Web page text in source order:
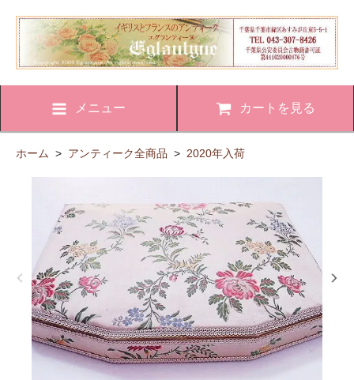
メニュー カートを見る
ホーム > アンティーク全商品 > 2020年入荷